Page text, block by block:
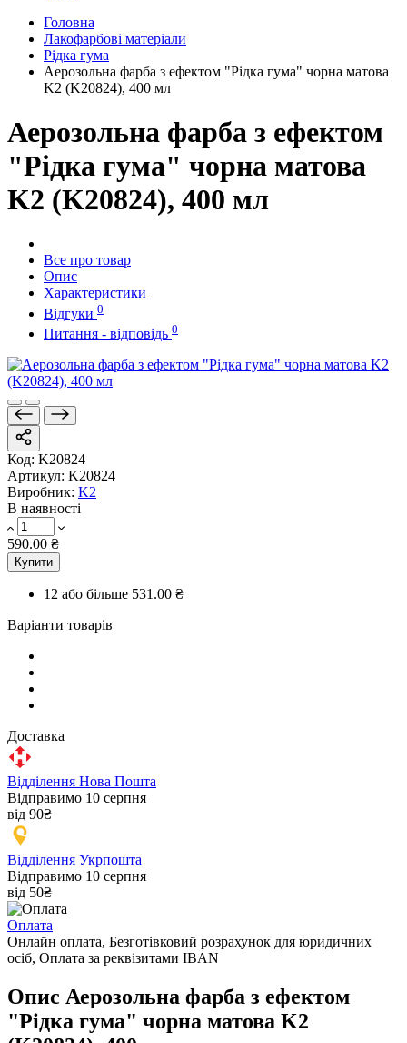
Головна
Лакофарбові матеріали
Рідка гума
Аерозольна фарба з ефектом "Рідка гума" чорна матова
K2 (K20824), 400 мл
Аерозольна фарба з ефектом
"Рідка гума" чорна матова
K2 (K20824), 400 мл
Все про товар
Опис
Характеристики
Відгуки 0
Питання - відповідь 0
Код: K20824
Артикул: K20824
Виробник: K2
В наявності
590.00 ₴
Купити
12 або більше 531.00 ₴
Варіанти товарів
Доставка
Відділення Нова Пошта
Відправимо 10 серпня
від 90₴
Відділення Укрпошта
Відправимо 10 серпня
від 50₴
Оплата
Онлайн оплата, Безготівковий розрахунок для юридичних
осіб, Оплата за реквізитами IBAN
Опис Аерозольна фарба з ефектом
"Рідка гума" чорна матова K2